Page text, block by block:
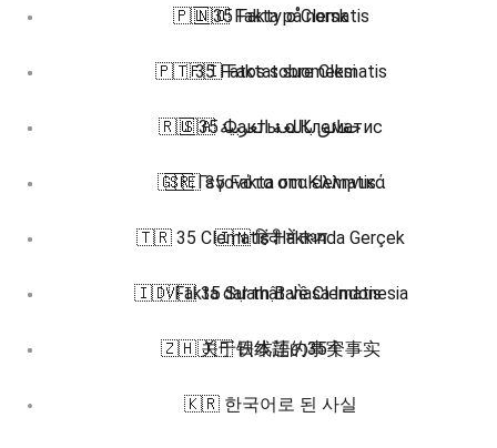
🇵🇱 35 Fakty o Clematis
🇵🇹 35 Fatos sobre Clematis
🇷🇺 35 Факты о Клематис
🇸🇪 35 Fakta om Klematis
🇹🇷 35 Clematis Hakkında Gerçek
🇻🇮 35 Sự thật về Clematis
🇿🇭 关于铁线莲的35个事实
🇳🇴 Fakta på norsk
🇫🇮 Faktat suomeksi
🇸🇦 حقائق باللغة العربية
🇬🇷 Γεγονότα στα ελληνικά
🇮🇳 हिंदी में तथ्य
🇮🇩 Fakta dalam Bahasa Indonesia
🇯🇵 日本語の事実
🇰🇷 한국어로 된 사실